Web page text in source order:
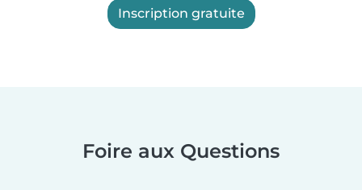
Inscription gratuite
Foire aux Questions